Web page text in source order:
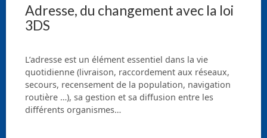
Adresse, du changement avec la loi
3DS
L’adresse est un élément essentiel dans la vie
quotidienne (livraison, raccordement aux réseaux,
secours, recensement de la population, navigation
routière …), sa gestion et sa diffusion entre les
différents organismes…